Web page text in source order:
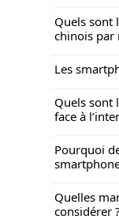
Quels sont
chinois par
Les
Quels sont
face à
Pourquoi
Quelles
considérer ?